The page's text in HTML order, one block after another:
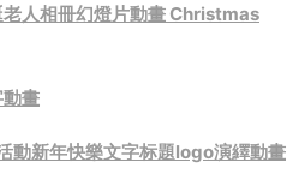
人相冊幻燈片動畫 Christmas
畫
動新年快樂文字标題logo演繹動畫